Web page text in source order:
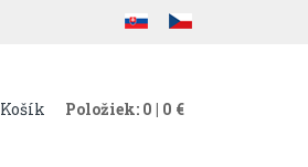
Košík Položiek: 0 | 0 €